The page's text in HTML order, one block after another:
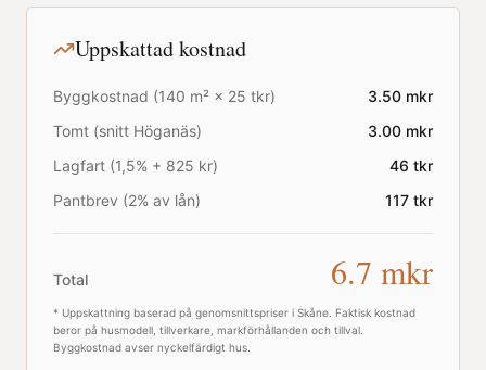
Uppskattad kostnad
Byggkostnad (140 m² × 25 tkr) 3.50 mkr
Tomt (snitt Höganäs) 3.00 mkr
Lagfart (1,5% + 825 kr)
46 tkr
Pantbrev (2% av lån)
117 tkr
Total 6.7 mkr
* Uppskattning baserad på genomsnittspriser i Skåne . Faktisk kostnad
beror på husmodell, tillverkare, markförhållanden och tillval.
Byggkostnad avser nyckelfärdigt hus.